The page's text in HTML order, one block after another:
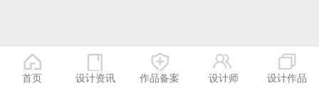
首页 设计资讯 作品备案 设计师 设计作品